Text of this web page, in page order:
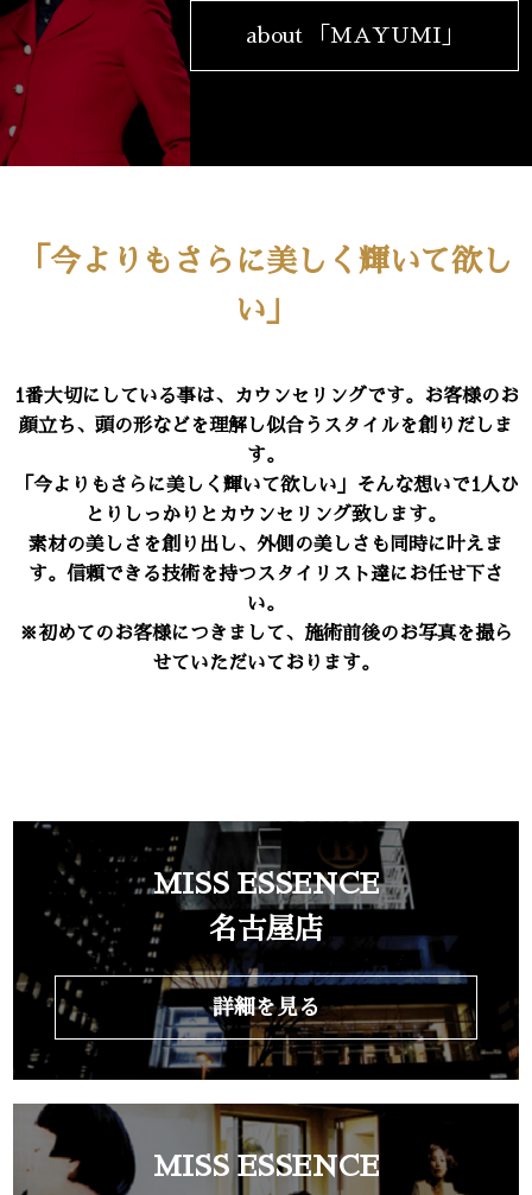
about 「MAYUMI」
「今よりもさらに美しく輝いて欲し
い」
1番大切にしている事は、カウンセリングです。お客様のお
顔立ち、頭の形などを理解し似合うスタイルを創りだしま
す。
「今よりもさらに美しく輝いて欲しい」そんな想いで1人ひ
とりしっかりとカウンセリング致します。
素材の美しさを創り出し、外側の美しさも同時に叶えま
す。信頼できる技術を持つスタイリスト達にお任せ下さ
い。
※初めてのお客様につきまして、施術前後のお写真を撮ら
せていただいております。
MISS ESSENCE
名古屋店
詳細を見る
MISS ESSENCE